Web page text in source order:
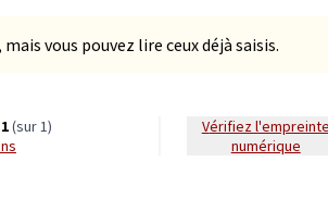
vous pouvez lire ceux déjà saisis.
(sur 1)
Vérifiez l'empreinte
numérique